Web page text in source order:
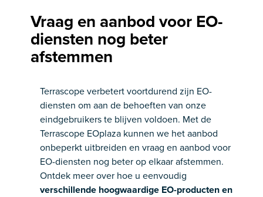
Vraag en aanbod voor EO-
diensten nog beter
afstemmen
Terrascope verbetert voortdurend zijn EO-
diensten om aan de behoeften van onze
eindgebruikers te blijven voldoen. Met de
Terrascope EOplaza kunnen we het aanbod
onbeperkt uitbreiden en vraag en aanbod voor
EO-diensten nog beter op elkaar afstemmen.
Ontdek meer over hoe u eenvoudig
verschillende hoogwaardige EO-producten en